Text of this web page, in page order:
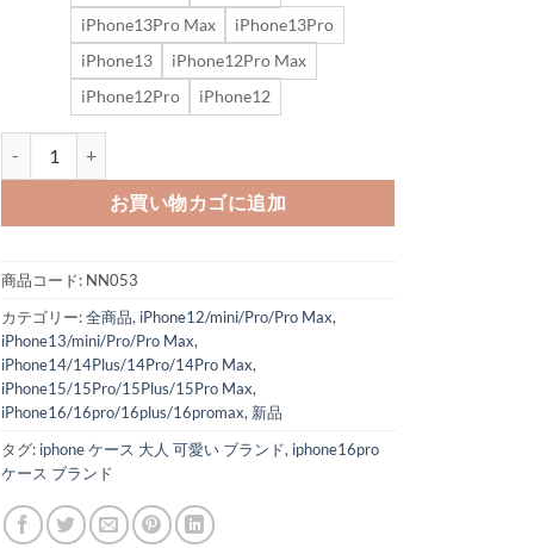
iPhone13Pro Max
iPhone13Pro
iPhone13
iPhone12Pro Max
iPhone12Pro
iPhone12
お買い物カゴに追加
商品コード: NN053
カテゴリー:全商品, iPhone12/mini/Pro/Pro Max,
iPhone13/mini/Pro/Pro Max,
iPhone14/14Plus/14Pro/14Pro Max,
iPhone15/15Pro/15Plus/15Pro Max,
iPhone16/16pro/16plus/16promax, 新品
タグ: iphone ケース 大人 可愛い ブランド, iphone16pro
ケース ブランド